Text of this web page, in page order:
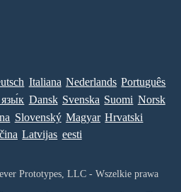
Italiana Nederlands Português
Dansk Svenska Suomi Norsk
Slovenský Magyar Hrvatski
Latvijas eesti
Prototypes, LLC - Wszelkie prawa